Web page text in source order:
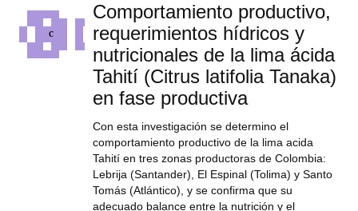
Comportamiento productivo,
requerimientos hídricos y
nutricionales de la lima ácida
Tahití (Citrus latifolia Tanaka)
en fase productiva
Con esta investigación se determino el
comportamiento productivo de la lima acida
Tahití en tres zonas productoras de Colombia:
Lebrija (Santander), El Espinal (Tolima) y Santo
Tomás (Atlántico), y se confirma que su
adecuado balance entre la nutrición y el